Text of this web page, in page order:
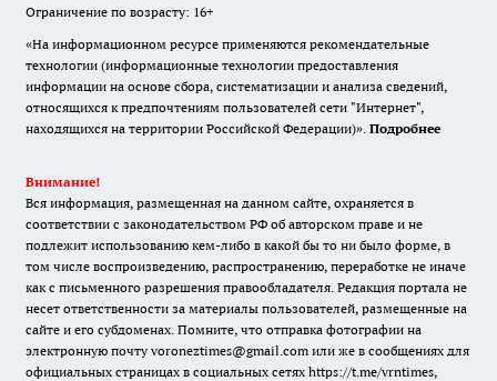
Ограничение по возрасту: 16+
«На информационном ресурсе применяются рекомендательные
технологии (информационные технологии предоставления
информации на основе сбора, систематизации и анализа сведений,
относящихся к предпочтениям пользователей сети "Интернет",
находящихся на территории Российской Федерации)». Подробнее
Внимание!
Вся информация, размещенная на данном сайте, охраняется в
соответствии с законодательством РФ об авторском праве и не
подлежит использованию кем-либо в какой бы то ни было форме, в
том числе воспроизведению, распространению, переработке не иначе
как с письменного разрешения правообладателя. Редакция портала не
несет ответственности за материалы пользователей, размещенные на
сайте и его субдоменах. Помните, что отправка фотографии на
электронную почту voroneztimes@gmail.com или же в сообщениях для
официальных страницах в социальных сетях https://t.me/vrntimes,